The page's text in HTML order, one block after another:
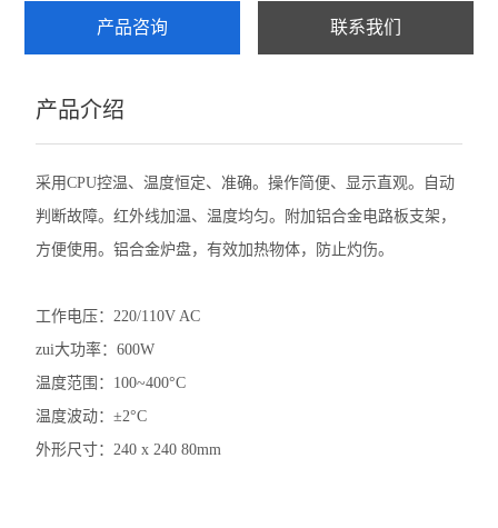
产品咨询 联系我们
产品介绍
采用CPU控温、温度恒定、准确。操作简便、显示直观。自动
判断故障。红外线加温、温度均匀。附加铝合金电路板支架，
方便使用。铝合金炉盘，有效加热物体，防止灼伤。
工作电压：220/110V AC
zui大功率：600W
温度范围：100~400°C
温度波动：±2°C
外形尺寸：240 x 240 80mm